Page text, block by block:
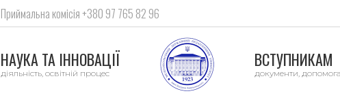
Приймальна комісія +380 97 765 82 96
НАУКА ТА ІННОВАЦІЇ
діяльність, освітній процес
ВСТУПНИКАМ
документи, допомога